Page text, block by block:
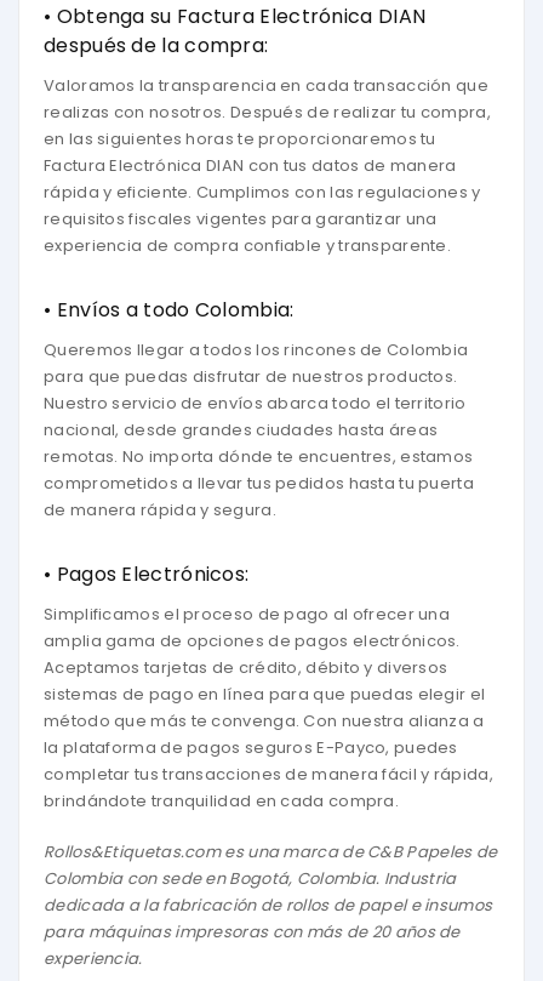
• Obtenga su Factura Electrónica DIAN
después de la compra:
Valoramos la transparencia en cada transacción que
realizas con nosotros. Después de realizar tu compra,
en las siguientes horas te proporcionaremos tu
Factura Electrónica DIAN con tus datos de manera
rápida y eficiente. Cumplimos con las regulaciones y
requisitos fiscales vigentes para garantizar una
experiencia de compra confiable y transparente.
• Envíos a todo Colombia:
Queremos llegar a todos los rincones de Colombia
para que puedas disfrutar de nuestros productos.
Nuestro servicio de envíos abarca todo el territorio
nacional, desde grandes ciudades hasta áreas
remotas. No importa dónde te encuentres, estamos
comprometidos a llevar tus pedidos hasta tu puerta
de manera rápida y segura.
• Pagos Electrónicos:
Simplificamos el proceso de pago al ofrecer una
amplia gama de opciones de pagos electrónicos.
Aceptamos tarjetas de crédito, débito y diversos
sistemas de pago en línea para que puedas elegir el
método que más te convenga. Con nuestra alianza a
la plataforma de pagos seguros E-Payco, puedes
completar tus transacciones de manera fácil y rápida,
brindándote tranquilidad en cada compra.
Rollos&Etiquetas.com es una marca deC&B Papeles de
Colombiacon sede en Bogotá, Colombia. Industria
dedicada a la fabricación de rollos de papel e insumos
para máquinas impresoras con más de 20 años de
experiencia.